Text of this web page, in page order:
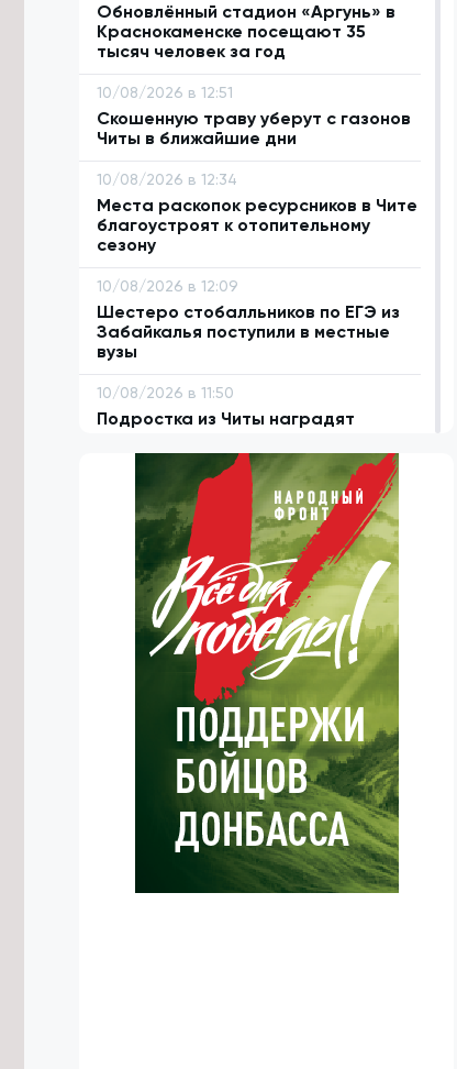
Обновлённый стадион «Аргунь» в
Краснокаменске посещают 35
тысяч человек за год
10/08/2026 в 12:51
Скошенную траву уберут с газонов
Читы в ближайшие дни
10/08/2026 в 12:34
Места раскопок ресурсников в Чите
благоустроят к отопительному
сезону
10/08/2026 в 12:09
Шестеро стобалльников по ЕГЭ из
Забайкалья поступили в местные
вузы
10/08/2026 в 11:50
Подростка из Читы наградят
на реке Ингода
10/08/2026 в 11:46
Дожди пока не создали критических
ситуаций в Чите — Щеглова
10/08/2026 в 11:22
Пожарные тушат крышу
двухэтажного дома в Смоленке
10/08/2026 в 11:07
Меры профилактики
энтеровирусных инфекций усилят в
детсадах Читы
10/08/2026 в 10:48
Пассажир внедорожника погиб в
аварии в Карымском округе
Глава Забайкалья заявил о